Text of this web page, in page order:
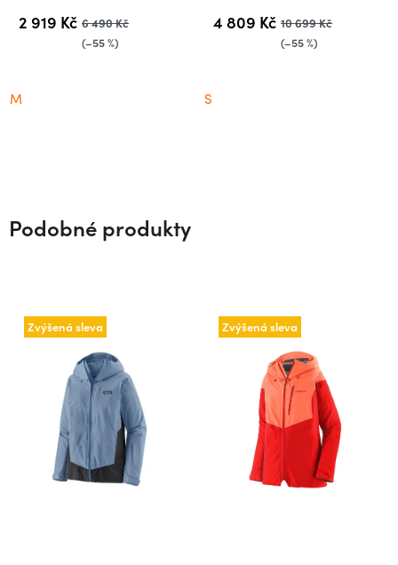
2 919 Kč 6 490 Kč
(–55 %)
M
4 809 Kč 10 699 Kč
(–55 %)
S
Podobné produkty
Zvýšená sleva Zvýšená sleva